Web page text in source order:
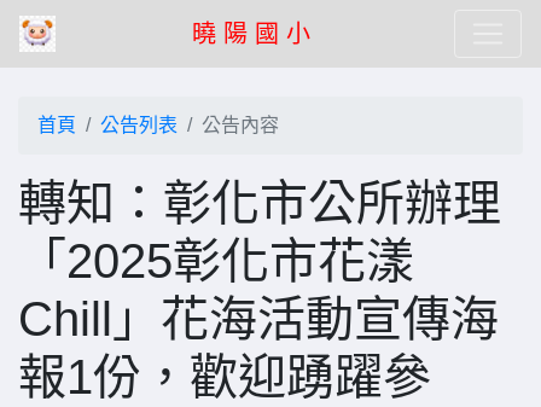
曉 陽 國 小
首頁 公告列表 公告內容
轉知：彰化市公所辦理
「2025彰化市花漾
Chill」花海活動宣傳海
報1份，歡迎踴躍參